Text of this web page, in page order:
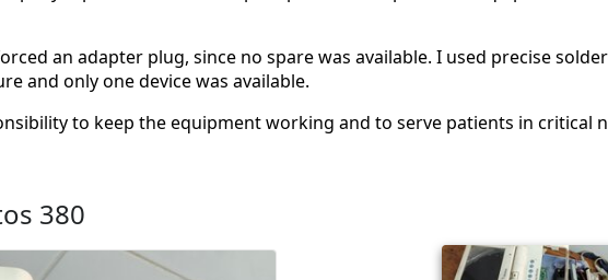
an adapter plug, since no spare was available. I used precise
and only one device was available.
to keep the equipment working and to serve patients in critical
380